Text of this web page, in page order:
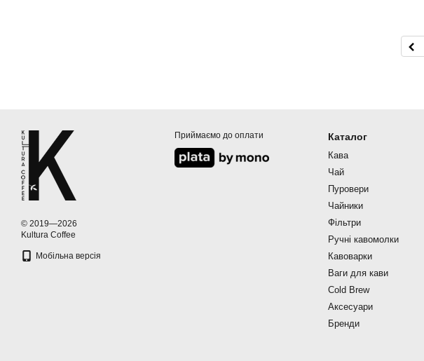
© 2019—2026
Kultura Coffee
Мобільна версія
Приймаємо до оплати Каталог
Кава
Чай
Пуровери
Чайники
Фільтри
Ручні кавомолки
Кавоварки
Ваги для кави
Cold Brew
Аксесуари
Бренди